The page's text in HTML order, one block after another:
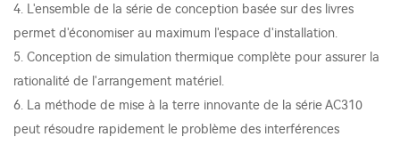
4. L'ensemble de la série de conception basée sur des livres
permet d'économiser au maximum l'espace d'installation.
5. Conception de simulation thermique complète pour assurer la
rationalité de l'arrangement matériel.
6. La méthode de mise à la terre innovante de la série AC310
peut résoudre rapidement le problème des interférences